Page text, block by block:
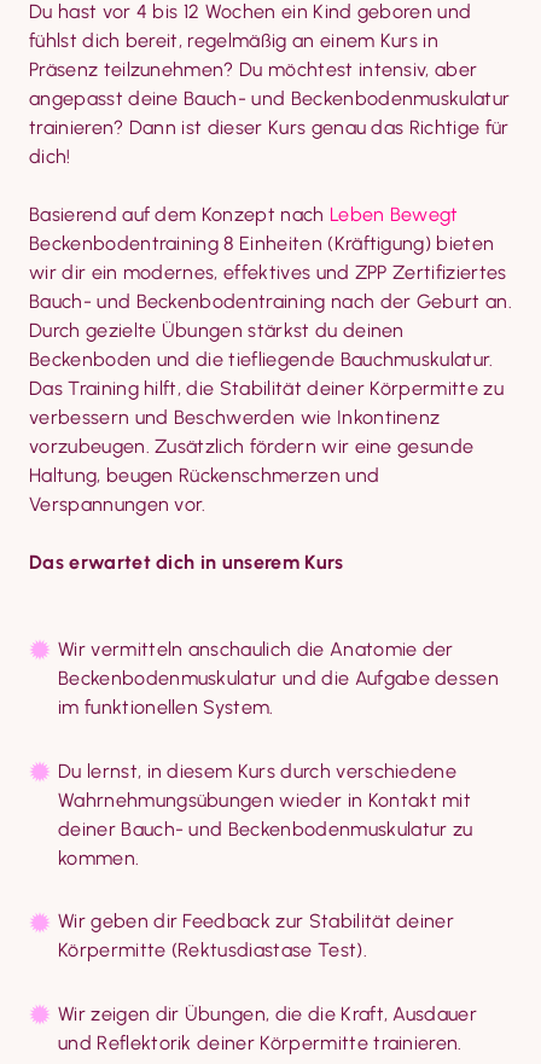
Du hast vor 4 bis 12 Wochen ein Kind geboren und
fühlst dich bereit, regelmäßig an einem Kurs in
Präsenz teilzunehmen? Du möchtest intensiv, aber
angepasst deine Bauch- und Beckenbodenmuskulatur
trainieren? Dann ist dieser Kurs genau das Richtige für
dich!
Basierend auf dem Konzept nach Leben Bewegt
Beckenbodentraining 8 Einheiten (Kräftigung) bieten
wir dir ein modernes, effektives und ZPP Zertifiziertes
Bauch- und Beckenbodentraining nach der Geburt an.
Durch gezielte Übungen stärkst du deinen
Beckenboden und die tiefliegende Bauchmuskulatur.
Das Training hilft, die Stabilität deiner Körpermitte zu
verbessern und Beschwerden wie Inkontinenz
vorzubeugen. Zusätzlich fördern wir eine gesunde
Haltung, beugen Rückenschmerzen und
Verspannungen vor.
Das erwartet dich in unserem Kurs
Wir vermitteln anschaulich die Anatomie der
Beckenbodenmuskulatur und die Aufgabe dessen
im funktionellen System.
Du lernst, in diesem Kurs durch verschiedene
Wahrnehmungsübungen wieder in Kontakt mit
deiner Bauch- und Beckenbodenmuskulatur zu
kommen.
Wir geben dir Feedback zur Stabilität deiner
Körpermitte (Rektusdiastase Test).
Wir zeigen dir Übungen, die die Kraft, Ausdauer
und Reflektorik deiner Körpermitte trainieren.